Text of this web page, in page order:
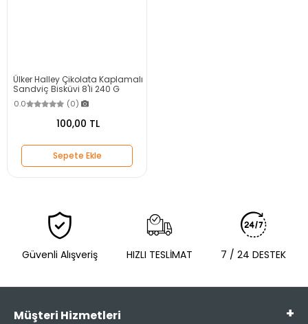
Ülker Halley Çikolata Kaplamalı
Sandviç Bisküvi 8'li 240 G
0.0 (0)
100,00 TL
Sepete Ekle
Güvenli Alışveriş HIZLI TESLİMAT 7 / 24 DESTEK
Müşteri Hizmetleri